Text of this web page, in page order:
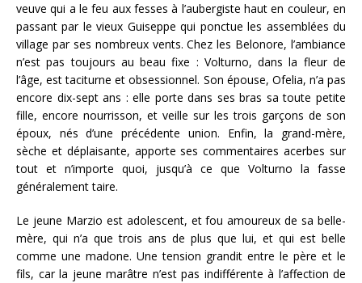
veuve qui a le feu aux fesses à l’aubergiste haut en couleur, en
passant par le vieux Guiseppe qui ponctue les assemblées du
village par ses nombreux vents. Chez les Belonore, l’ambiance
n’est pas toujours au beau fixe : Volturno, dans la fleur de
l’âge, est taciturne et obsessionnel. Son épouse, Ofelia, n’a pas
encore dix-sept ans : elle porte dans ses bras sa toute petite
fille, encore nourrisson, et veille sur les trois garçons de son
époux, nés d’une précédente union. Enfin, la grand-mère,
sèche et déplaisante, apporte ses commentaires acerbes sur
tout et n’importe quoi, jusqu’à ce que Volturno la fasse
généralement taire.
Le jeune Marzio est adolescent, et fou amoureux de sa belle-
mère, qui n’a que trois ans de plus que lui, et qui est belle
comme une madone. Une tension grandit entre le père et le
fils, car la jeune marâtre n’est pas indifférente à l’affection de